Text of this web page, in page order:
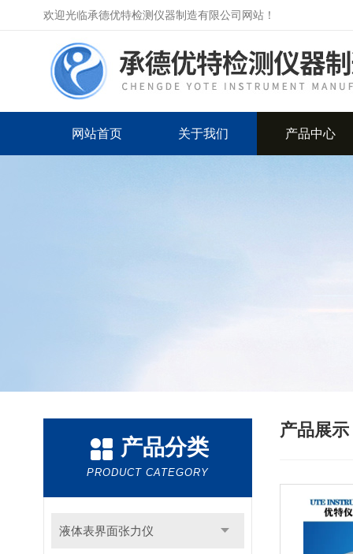
欢迎光临承德优特检测仪器制造有限公司网站！
网站首页 关于我们 产品中心
产品分类
PRODUCT CATEGORY
液体表界面张力仪
产品展示